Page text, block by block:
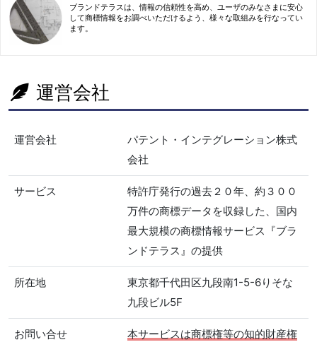
ブランドテラスは、情報の信頼性を高め、ユーザのみなさまに安心
して商標情報をお調べいただけるよう、様々な取組みを行なってい
ます。
運営会社
運営会社
パテント・インテグレーション株式
会社
サービス
特許庁発行の過去２０年、約３００
万件の商標データを収録した、国内
最大規模の商標情報サービス『ブラ
ンドテラス』の提供
所在地
東京都千代田区九段南1-5-6りそな
九段ビル5F
お問い合せ
本サービスは商標権等の知的財産権